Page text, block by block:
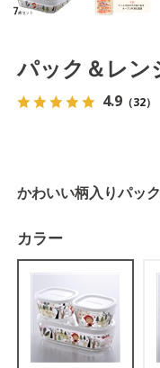
パック＆レン
4.9 （32）
かわいい柄入りパッ
カラー